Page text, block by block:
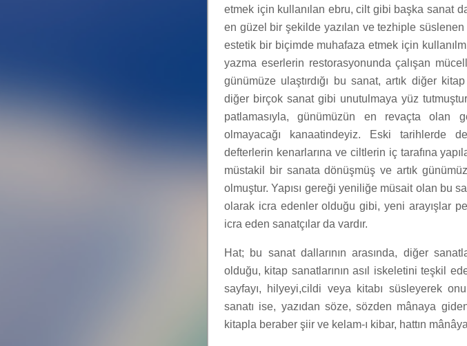
etmek için kullanılan ebru, cilt gibi başka sanat
en güzel bir şekilde yazılan ve tezhiple
estetik bir biçimde muhafaza etmek için
yazma eserlerin restorasyonunda çalışan
günümüze ulaştırdığı bu sanat, artık diğer
diğer birçok sanat gibi unutulmaya yüz
patlamasıyla, günümüzün en revaçta olan
olmayacağı kanaatindeyiz. Eski tarihlerde
defterlerin kenarlarına ve ciltlerin iç tarafına
müstakil bir sanata dönüşmüş ve artık
olmuştur. Yapısı gereği yeniliğe müsait olan bu
olarak icra edenler olduğu gibi, yeni arayışlar
icra eden sanatçılar da vardır.
Hat; bu sanat dallarının arasında, diğer
olduğu, kitap sanatlarının asıl iskeletini teşkil
sayfayı, hilyeyi,cildi veya kitabı süsleyerek
sanatı ise, yazıdan söze, sözden mânaya
kitapla beraber şiir ve kelam-ı kibar, hattın